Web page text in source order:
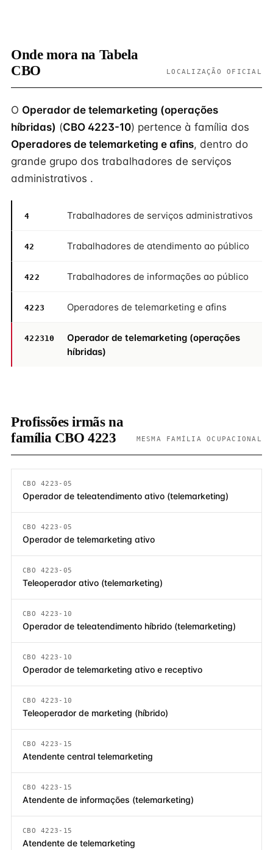
Onde mora na Tabela
CBO
LOCALIZAÇÃO OFICIAL
O Operador de telemarketing (operações
híbridas) (CBO 4223-10) pertence à família dos
Operadores de telemarketing e afins, dentro do
grande grupo dos trabalhadores de serviços
administrativos .
4 Trabalhadores de serviços administrativos
42 Trabalhadores de atendimento ao público
422 Trabalhadores de informações ao público
4223 Operadores de telemarketing e afins
422310
Operador de telemarketing (operações
híbridas)
Profissões irmãs na
família CBO 4223
MESMA FAMÍLIA OCUPACIONAL
CBO 4223-05
Operador de teleatendimento ativo (telemarketing)
CBO 4223-05
Operador de telemarketing ativo
CBO 4223-05
Teleoperador ativo (telemarketing)
CBO 4223-10
Operador de teleatendimento híbrido (telemarketing)
CBO 4223-10
Operador de telemarketing ativo e receptivo
CBO 4223-10
Teleoperador de marketing (híbrido)
CBO 4223-15
Atendente central telemarketing
CBO 4223-15
Atendente de informações (telemarketing)
CBO 4223-15
Atendente de telemarketing